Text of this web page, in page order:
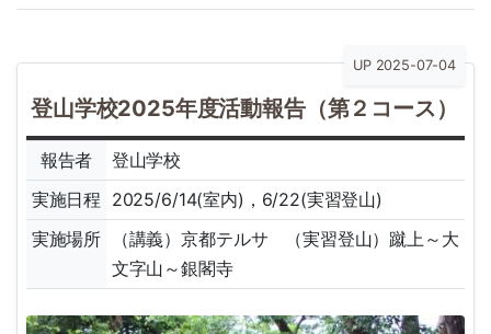
登山学校2025年度活動報告（第２コース）
UP 2025-07-04
報告者
登山学校
実施日程 2025/6/14(室内)，6/22(実習登山)
実施場所
（講義）京都テルサ （実習登山）蹴上～大
文字山～銀閣寺